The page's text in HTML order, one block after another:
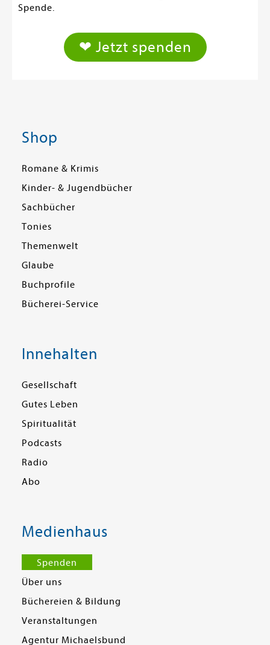
Spende.
❤ Jetzt spenden
Shop
Romane & Krimis
Kinder- & Jugendbücher
Sachbücher
Tonies
Themenwelt
Glaube
Buchprofile
Bücherei-Service
Innehalten
Gesellschaft
Gutes Leben
Spiritualität
Podcasts
Radio
Abo
Medienhaus
Spenden
Über uns
Büchereien & Bildung
Veranstaltungen
Agentur Michaelsbund